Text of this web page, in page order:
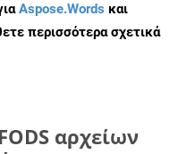
Aspose.Words και
περισσότερα σχετικά
αρχείων